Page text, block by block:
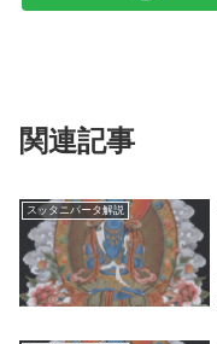
関連記事
スッタニパータ解説